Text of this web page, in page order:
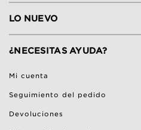
LO NUEVO
¿NECESITAS AYUDA?
Mi cuenta
Seguimiento del pedido
Devoluciones